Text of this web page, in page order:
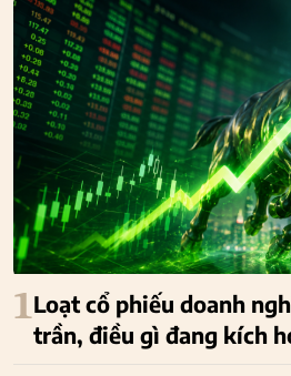
1Loạt cổ phiếu doanh
trần, điều gì đang kích